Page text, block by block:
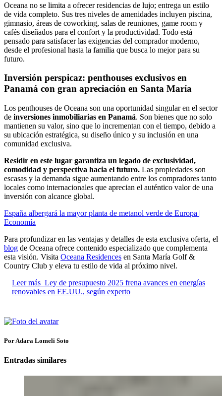
Oceana no se limita a ofrecer residencias de lujo; entrega un estilo
de vida completo. Sus tres niveles de amenidades incluyen piscina,
gimnasio, áreas de coworking, salas de reuniones, game room y
cafés diseñados para el confort y la productividad. Todo está
pensado para satisfacer las exigencias del comprador moderno,
desde el profesional hasta la familia que busca lo mejor para su
futuro.
Inversión perspicaz: penthouses exclusivos en
Panamá con gran apreciación en Santa María
Los penthouses de Oceana son una oportunidad singular en el sector
de inversiones inmobiliarias en Panamá. Son bienes que no solo
mantienen su valor, sino que lo incrementan con el tiempo, debido a
su ubicación estratégica, su diseño único y su inclusión en una
comunidad exclusiva.
Residir en este lugar garantiza un legado de exclusividad,
comodidad y perspectiva hacia el futuro. Las propiedades son
escasas y la demanda sigue aumentando entre los compradores tanto
locales como internacionales que aprecian el auténtico valor de una
inversión con alcance global.
España albergará la mayor planta de metanol verde de Europa |
Economía
Para profundizar en las ventajas y detalles de esta exclusiva oferta, el
blog de Oceana ofrece contenido especializado que complementa
esta visión. Visita Oceana Residences en Santa María Golf &
Country Club y eleva tu estilo de vida al próximo nivel.
Leer más Ley de presupuesto 2025 frena avances en energías
renovables en EE.UU., según experto
Por Adara Lomeli Soto
Entradas similares